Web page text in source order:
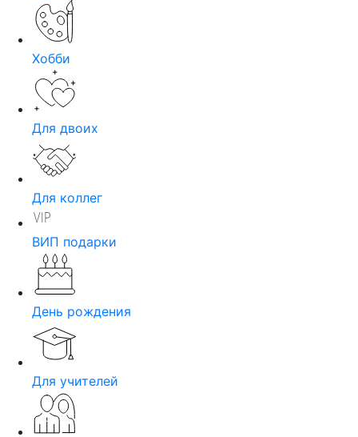
Хобби
Для двоих
Для коллег
ВИП подарки
День рождения
Для учителей